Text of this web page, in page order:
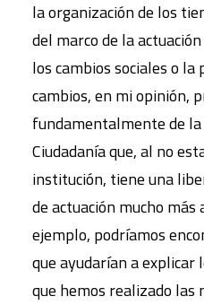
la organización de los
del marco de la
los cambios sociales o la
cambios, en mi opinión,
fundamentalmente de la
Ciudadanía que, al no
institución, tiene una
de actuación mucho
ejemplo, podríamos
que ayudarían a explicar
que hemos realizado las